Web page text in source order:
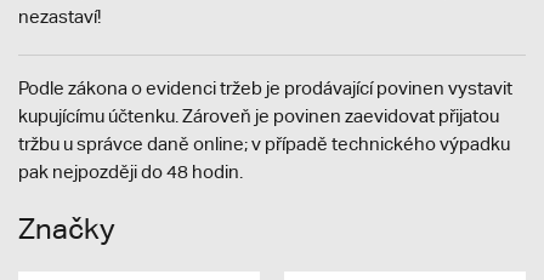
nezastaví!
Podle zákona o evidenci tržeb je prodávající povinen vystavit
kupujícímu účtenku. Zároveň je povinen zaevidovat přijatou
tržbu u správce daně online; v případě technického výpadku
pak nejpozději do 48 hodin.
Značky